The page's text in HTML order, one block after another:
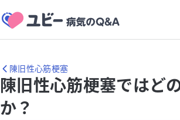
陳旧性心筋梗塞
陳旧性心筋梗塞ではど
か？